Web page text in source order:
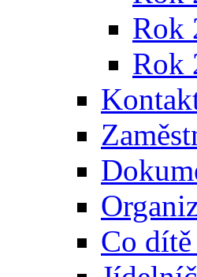
Rok
Rok
Co